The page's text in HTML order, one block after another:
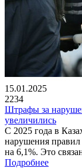
15.01.2025
2234
Штрафы за
увеличились
С 2025 года в
нарушения
на 6,1%. Это
Подробнее